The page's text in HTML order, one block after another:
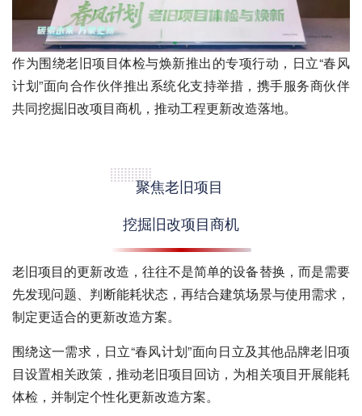
作为围绕老旧项目体检与焕新推出的专项行动，日立“春风
计划”面向合作伙伴推出系统化支持举措，携手服务商伙伴
共同挖掘旧改项目商机，推动工程更新改造落地。
聚焦老旧项目
挖掘旧改项目商机
老旧项目的更新改造，往往不是简单的设备替换，而是需要
先发现问题、判断能耗状态，再结合建筑场景与使用需求，
制定更适合的更新改造方案。
围绕这一需求，日立“春风计划”面向日立及其他品牌老旧项
目设置相关政策，推动老旧项目回访，为相关项目开展能耗
体检，并制定个性化更新改造方案。